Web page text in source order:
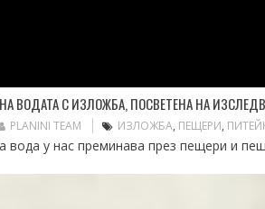
ВОДАТА С ИЗЛОЖБА, ПОСВЕТЕНА НА
PLANINI TEAM ИЗЛОЖБА, ПЕЩЕРИ,
вода у нас преминава през пещери и